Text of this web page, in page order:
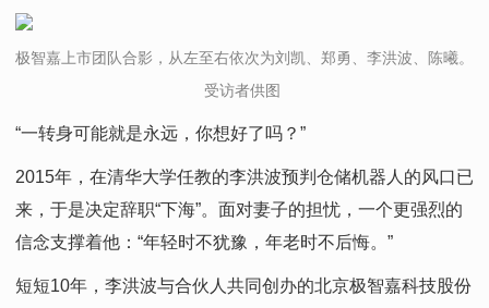
极智嘉上市团队合影，从左至右依次为刘凯、郑勇、李洪波、陈曦。
受访者供图
“一转身可能就是永远，你想好了吗？”
2015年，在清华大学任教的李洪波预判仓储机器人的风口已
来，于是决定辞职“下海”。面对妻子的担忧，一个更强烈的
信念支撑着他：“年轻时不犹豫，年老时不后悔。”
短短10年，李洪波与合伙人共同创办的北京极智嘉科技股份